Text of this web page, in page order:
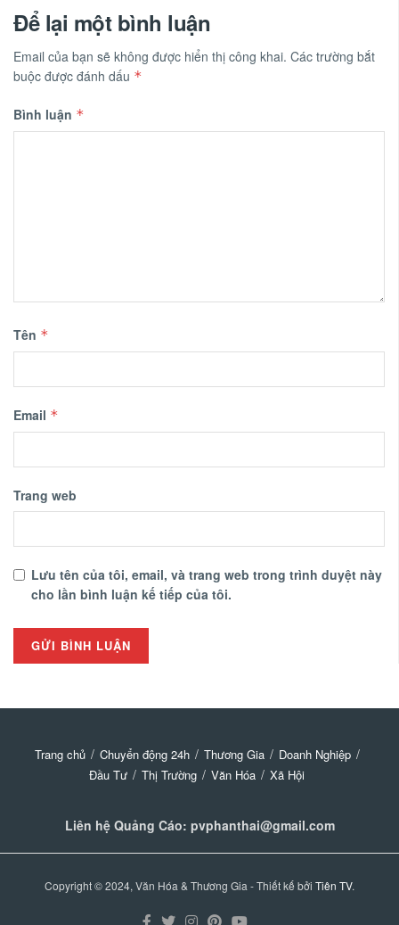
Để lại một bình luận
Email của bạn sẽ không được hiển thị công khai. Các trường bắt
buộc được đánh dấu *
Bình luận *
Tên *
Email *
Trang web
Lưu tên của tôi, email, và trang web trong trình duyệt này
cho lần bình luận kế tiếp của tôi.
Trang chủ Chuyển động 24h Thương Gia
Doanh Nghiệp
Đầu Tư
Thị Trường Văn Hóa Xã Hội
Liên hệ Quảng Cáo: pvphanthai@gmail.com
Copyright © 2024, Văn Hóa & Thương Gia - Thiết kế bởi Tiên TV.